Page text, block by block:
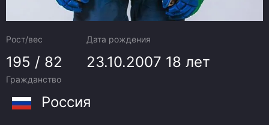
Рост/вес
195 / 82
Дата рождения
23.10.2007 18 лет
Гражданство
Россия